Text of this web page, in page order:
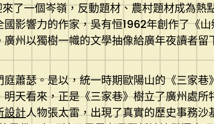
了一個岑嶺，反動題材、農村題材成為
影響力的作家，吳有恒1962年創作了《
州以獨樹一幟的文學抽像給廣年夜讀者
蕭瑟。是以，統一時期歐陽山的《三家
天看來，正是《三家巷》樹立了廣州處
設計人物張太雷，出現了真實的歷史事務